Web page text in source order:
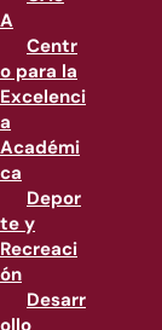
A
Centr
o para la
Excelenci
a
Académi
ca
Depor
te y
Recreaci
ón
Desarr
ollo